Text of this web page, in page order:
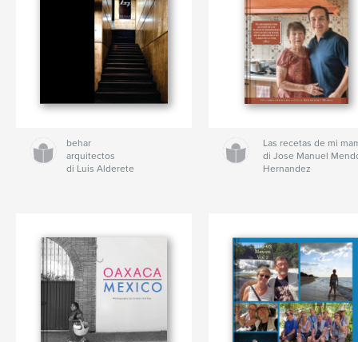
behar
arquitectos
di Luis Alderete
Las recetas de mi
di Jose Manuel
Hernandez